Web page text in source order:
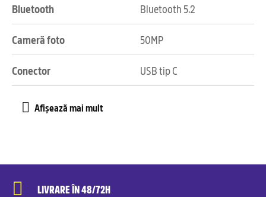
Bluetooth Bluetooth 5.2
Cameră foto 50MP
Conector USB tip C
LIVRARE ÎN 48/72H